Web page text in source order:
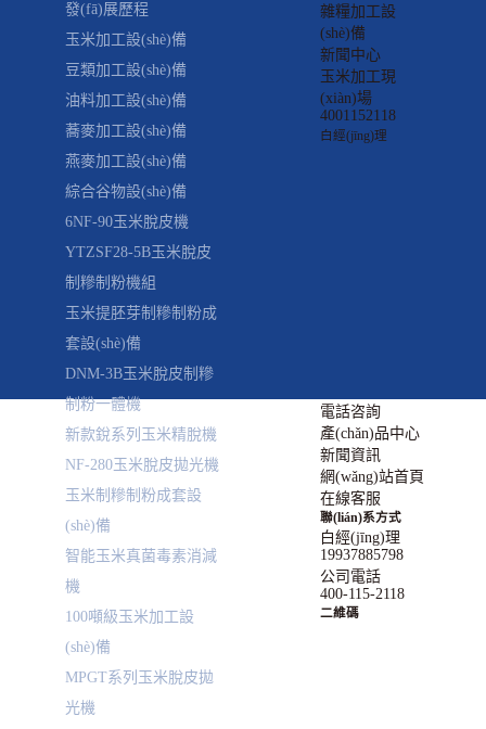
發(fā)展歷程
玉米加工設(shè)備
豆類加工設(shè)備
油料加工設(shè)備
蕎麥加工設(shè)備
燕麥加工設(shè)備
綜合谷物設(shè)備
6NF-90玉米脫皮機
YTZSF28-5B玉米脫皮
制糝制粉機組
玉米提胚芽制糝制粉成
套設(shè)備
DNM-3B玉米脫皮制糝
制粉一體機
新款銳系列玉米精脫機
NF-280玉米脫皮拋光機
玉米制糝制粉成套設
(shè)備
智能玉米真菌毒素消減
機
100噸級玉米加工設
(shè)備
MPGT系列玉米脫皮拋
光機
雜糧加工設
(shè)備
新聞中心
玉米加工現
(xiàn)場
4001152118
白經(jīng)理
電話咨詢
產(chǎn)品中心
新聞資訊
網(wǎng)站首頁
在線客服
聯(lián)系方式
白經(jīng)理
19937885798
公司電話
400-115-2118
二維碼